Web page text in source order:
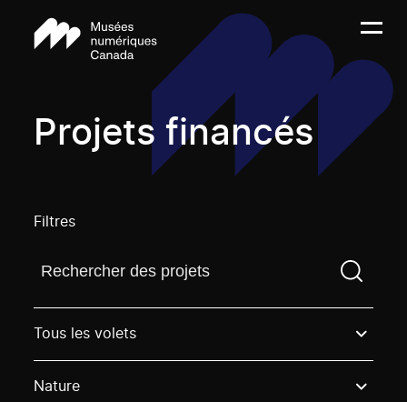
Projets financés
Filtres
Trouvez un projetVous devez saisir un terme de
Tous les volets
Nature